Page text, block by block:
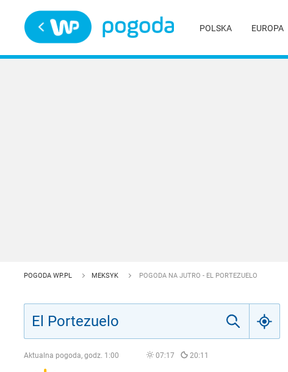
POLSKA EUROPA
POGODA WP.PL MEKSYK POGODA NA JUTRO - EL PORTEZUELO
Aktualna pogoda, godz. 1:00 07:17 20:11